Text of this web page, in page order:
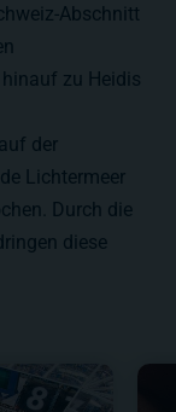
Abschnitt
zu Heidis
der
Lichtermeer
Durch die
diese